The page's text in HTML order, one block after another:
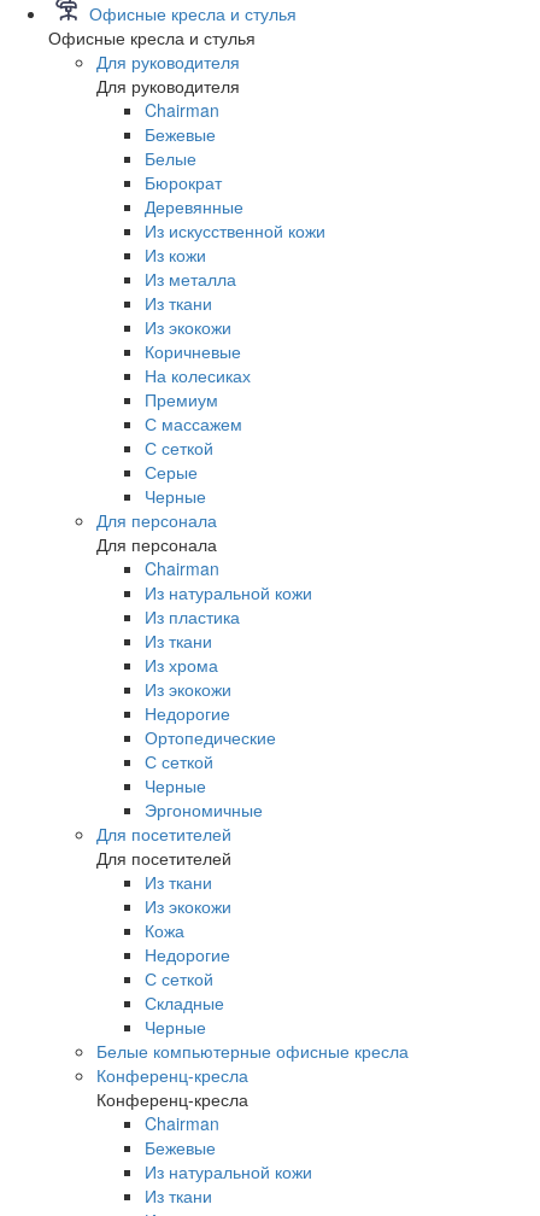
Офисные кресла и стулья
Офисные кресла и стулья
Для руководителя
Для руководителя
Chairman
Бежевые
Белые
Бюрократ
Деревянные
Из искусственной кожи
Из кожи
Из металла
Из ткани
Из экокожи
Коричневые
На колесиках
Премиум
С массажем
С сеткой
Серые
Черные
Для персонала
Для персонала
Chairman
Из натуральной кожи
Из пластика
Из ткани
Из хрома
Из экокожи
Недорогие
Ортопедические
С сеткой
Черные
Эргономичные
Для посетителей
Для посетителей
Из ткани
Из экокожи
Кожа
Недорогие
С сеткой
Складные
Черные
Белые компьютерные офисные кресла
Конференц-кресла
Конференц-кресла
Chairman
Бежевые
Из натуральной кожи
Из ткани